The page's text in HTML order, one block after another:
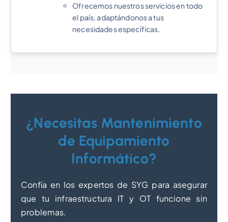
Ofrecemos nuestros servicios en todo
el país, adaptándonos a tus
necesidades específicas.
¿Necesitas Mantenimiento
de Equipamiento
Informático?
Confía en los expertos de SYG para asegurar
que tu infraestructura IT y OT funcione sin
problemas.